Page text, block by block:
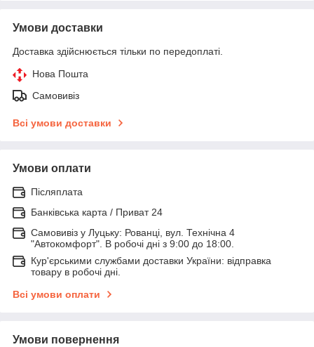
Умови доставки
Доставка здійснюється тільки по передоплаті.
Нова Пошта
Самовивіз
Всі умови доставки
Умови оплати
Післяплата
Банківська карта / Приват 24
Самовивіз у Луцьку: Рованці, вул. Технічна 4
"Автокомфорт". В робочі дні з 9:00 до 18:00.
Кур'єрськими службами доставки України: відправка
товару в робочі дні.
Всі умови оплати
Умови повернення